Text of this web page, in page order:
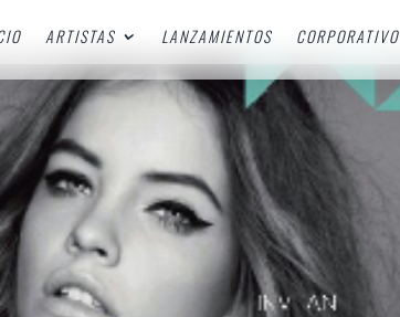
ARTISTAS LANZAMIENTOS CORPORATIVO